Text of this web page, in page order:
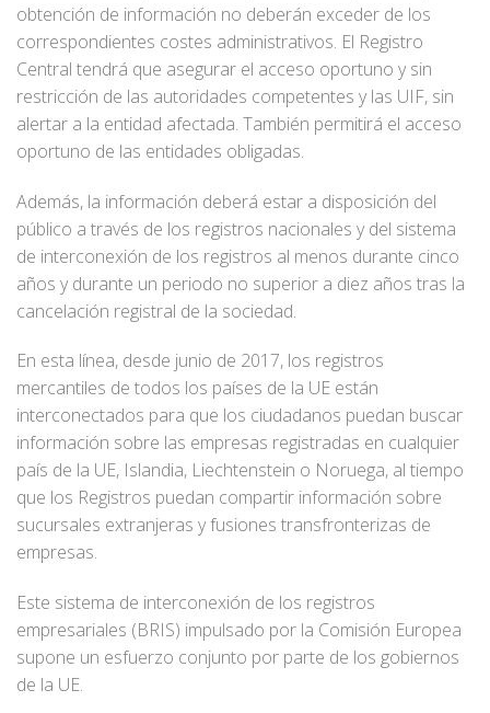
obtención de información no deberán exceder de los
correspondientes costes administrativos. El Registro
Central tendrá que asegurar el acceso oportuno y sin
restricción de las autoridades competentes y las UIF, sin
alertar a la entidad afectada. También permitirá el acceso
oportuno de las entidades obligadas.
Además, la información deberá estar a disposición del
público a través de los registros nacionales y del sistema
de interconexión de los registros al menos durante cinco
años y durante un periodo no superior a diez años tras la
cancelación registral de la sociedad.
En esta línea, desde junio de 2017, los registros
mercantiles de todos los países de la UE están
interconectados para que los ciudadanos puedan buscar
información sobre las empresas registradas en cualquier
país de la UE, Islandia, Liechtenstein o Noruega, al tiempo
que los Registros puedan compartir información sobre
sucursales extranjeras y fusiones transfronterizas de
empresas.
Este sistema de interconexión de los registros
empresariales (BRIS) impulsado por la Comisión Europea
supone un esfuerzo conjunto por parte de los gobiernos
de la UE.